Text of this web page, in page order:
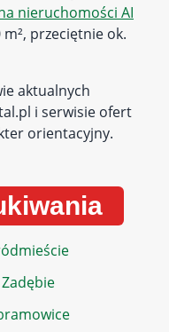
nieruchomości AI
przeciętnie ok.
aktualnych
i serwisie ofert
orientacyjny.